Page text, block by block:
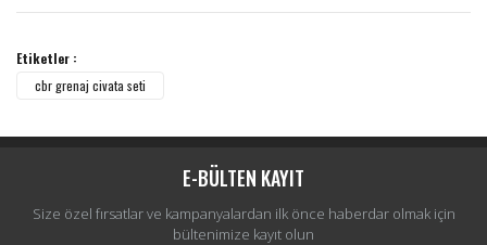
Etiketler :
cbr grenaj civata seti
E-BÜLTEN KAYIT
Size özel fırsatlar ve kampanyalardan ilk önce haberdar olmak için
bültenimize kayıt olun